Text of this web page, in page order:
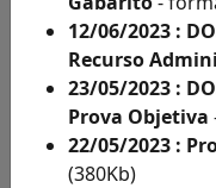
aqui
editais
Acesso
12/06/2023 :
Recurso
23/05/2023 :
Prova Objetiva
22/05/2023 :
(380Kb)